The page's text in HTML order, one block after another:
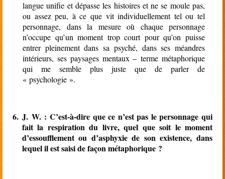
langue unifie et dépasse les histoires et ne se moule pas,
ou assez peu, à ce que vit individuellement tel ou tel
personnage, dans la mesure où chaque personnage
n’occupe qu’un moment trop court pour qu’on puisse
entrer pleinement dans sa psyché, dans ses méandres
intérieurs, ses paysages mentaux – terme métaphorique
qui me semble plus juste que de parler de
« psychologie ».
6. J. W. : C’est-à-dire que ce n’est pas le personnage qui
fait la respiration du livre, quel que soit le moment
d’essoufflement ou d’asphyxie de son existence, dans
lequel il est saisi de façon métaphorique ?